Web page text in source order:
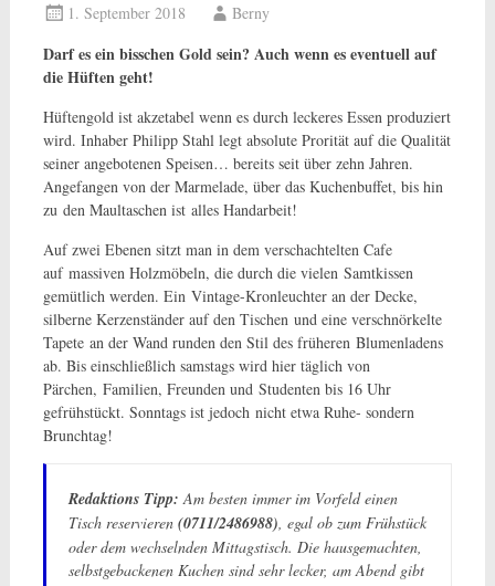
1. September 2018 Berny
Darf es ein bisschen Gold sein? Auch wenn es eventuell auf
die Hüften geht!
Hüftengold ist akzetabel wenn es durch leckeres Essen produziert
wird. Inhaber Philipp Stahl legt absolute Prorität auf die Qualität
seiner angebotenenSpeisen… bereits seit über zehn Jahren.
Angefangen von der Marmelade, über das Kuchenbuffet, bis hin
zu den Maultaschen ist alles Handarbeit!
Auf zwei Ebenen sitzt man in dem verschachtelten Cafe
auf massiven Holzmöbeln, die durch die vielen Samtkissen
gemütlich werden. Ein Vintage-Kronleuchter an der Decke,
silberne Kerzenständer auf den Tischen und eine verschnörkelte
Tapete an der Wand runden den Stil des früheren Blumenladens
ab. Bis einschließlich samstags wird hier täglich von
Pärchen, Familien, Freunden und Studenten bis 16 Uhr
gefrühstückt. Sonntags ist jedoch nicht etwa Ruhe- sondern
Brunchtag!
Redaktions Tipp: Am besten immer im Vorfeld einen
Tisch reservieren (0711/2486988), egal ob zum Frühstück
oder dem wechselnden Mittagstisch. Die hausgemachten,
selbstgebackenen Kuchen sind sehr lecker, am Abend gibt